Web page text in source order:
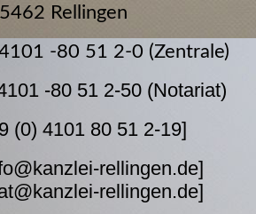
Rellingen
-80 51 2-0 (Zentrale)
-80 51 2-50 (Notariat)
(0) 4101 80 51 2-19]
rellingen.de]
rellingen.de]